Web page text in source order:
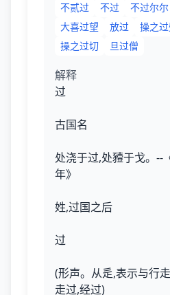
不贰过 不过 不过尔尔
大喜过望
放过 操之
操之过切
旦过僧
解释
过
古国名
处浇于过,处豷于戈。--
年》
姓,过国之后
过
(形声。从辵,表示与行
走过,经过)